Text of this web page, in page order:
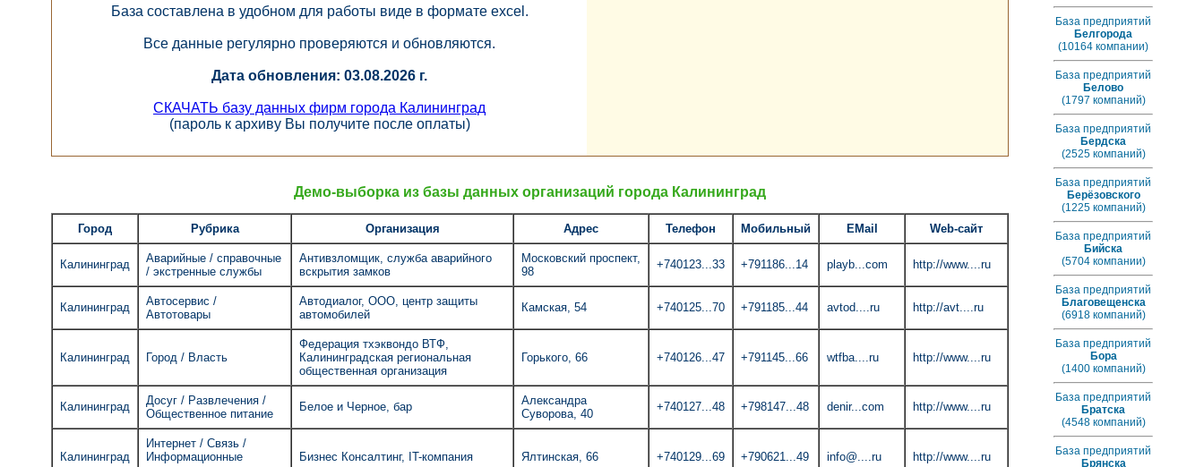
База составлена в удобном для работы виде в формате exсel.
Все данные регулярно проверяются и обновляются.
Дата обновления: 03.08.2026 г.
СКАЧАТЬ базу данных фирм города Калининград
(пароль к архиву Вы получите после оплаты)
Демо-выборка из базы данных организаций города Калининград
Город Рубрика Организация Адрес Телефон Мобильный EMail Web-сайт
Калининград
Аварийные / справочные
/ экстренные службы
Антивзломщик, служба аварийного
вскрытия замков
Московский проспект,
98
+740123...33 +791186...14 playb...com http://www....ru
Калининград
Автосервис /
Автотовары
Автодиалог, ООО, центр защиты
автомобилей
Камская, 54 +740125...70 +791185...44 avtod....ru http://avt....ru
Калининград Город / Власть
Федерация тхэквондо ВТФ,
Калининградская региональная
общественная организация
Горького, 66 +740126...47 +791145...66 wtfba....ru http://www....ru
Калининград
Досуг / Развлечения /
Общественное питание
Белое и Черное, бар
Александра
Суворова, 40
+740127...48 +798147...48 denir...com http://www....ru
Калининград
Интернет / Связь /
Информационные
Бизнес Консалтинг, IT-компания Ялтинская, 66 +740129...69 +790621...49 info@....ru http://www....ru
База предприятий
Белгорода
(10164 компании)
База предприятий
Белово
(1797 компаний)
База предприятий
Бердска
(2525 компаний)
База предприятий
Берёзовского
(1225 компаний)
База предприятий
Бийска
(5704 компании)
База предприятий
Благовещенска
(6918 компаний)
База предприятий
Бора
(1400 компаний)
База предприятий
Братска
(4548 компаний)
База предприятий
Брянска